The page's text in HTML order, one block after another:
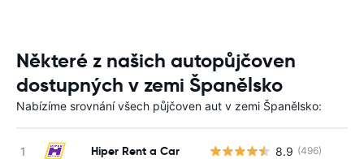
Některé z našich autopůjčoven
dostupných v zemi Španělsko
Nabízíme srovnání všech půjčoven aut v zemi Španělsko:
Hiper Rent a Car 8.9 (496)